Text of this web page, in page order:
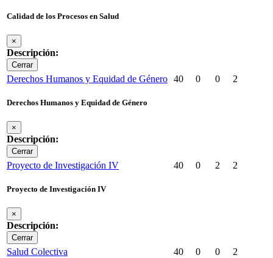
Calidad de los Procesos en Salud
×
Descripción:
Cerrar
Derechos Humanos y Equidad de Género
Derechos Humanos y Equidad de Género
×
Descripción:
Cerrar
40 0 0 2
Proyecto de Investigación IV
Proyecto de Investigación IV
×
Descripción:
Cerrar
40 0 2 2
Salud Colectiva 40 0 0 2